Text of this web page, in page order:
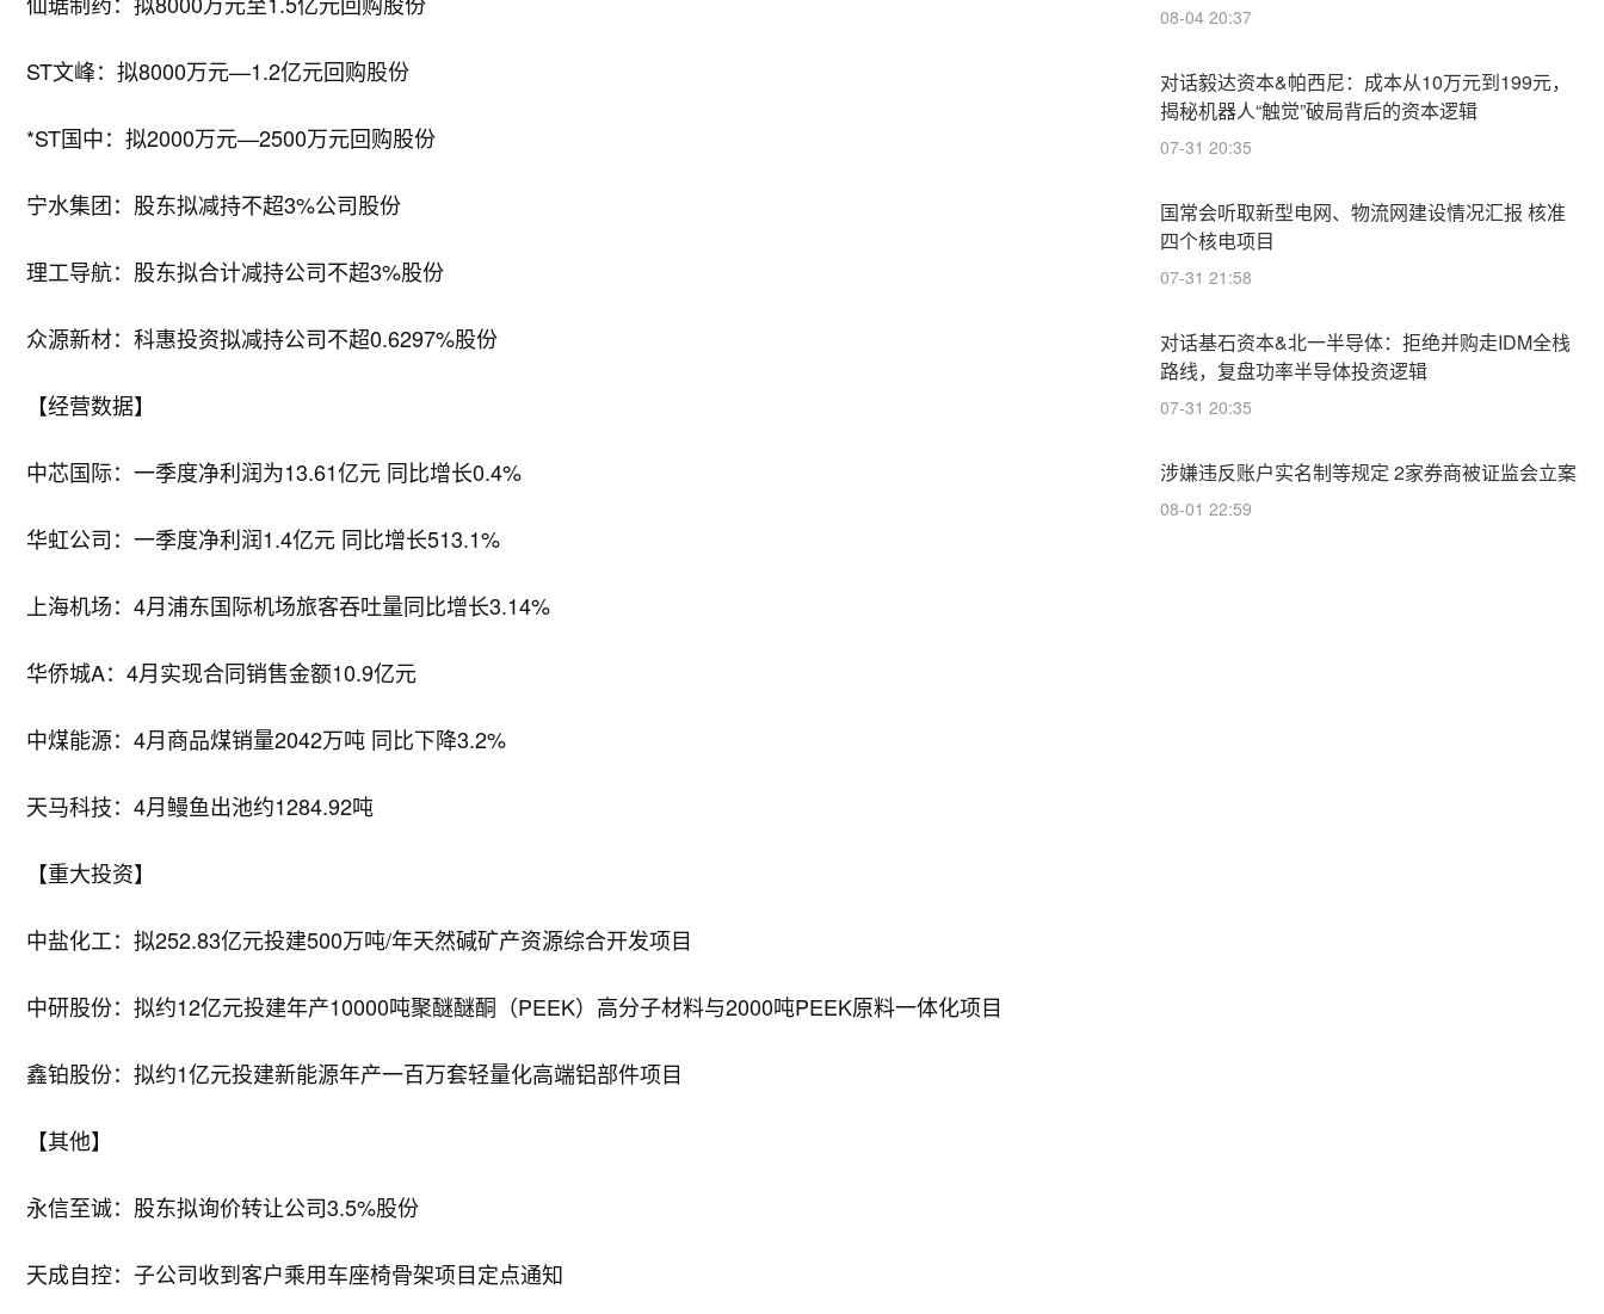
ST文峰：拟8000万元—1.2亿元回购股份
*ST国中：拟2000万元—2500万元回购股份
宁水集团：股东拟减持不超3%公司股份
理工导航：股东拟合计减持公司不超3%股份
众源新材：科惠投资拟减持公司不超0.6297%股份
【经营数据】
中芯国际：一季度净利润为13.61亿元 同比增长0.4%
华虹公司：一季度净利润1.4亿元 同比增长513.1%
上海机场：4月浦东国际机场旅客吞吐量同比增长3.14%
华侨城A：4月实现合同销售金额10.9亿元
中煤能源：4月商品煤销量2042万吨 同比下降3.2%
天马科技：4月鳗鱼出池约1284.92吨
【重大投资】
中盐化工：拟252.83亿元投建500万吨/年天然碱矿产资源综合开发项目
中研股份：拟约12亿元投建年产10000吨聚醚醚酮（PEEK）高分子材料与2000吨PEEK原料一体化项目
鑫铂股份：拟约1亿元投建新能源年产一百万套轻量化高端铝部件项目
【其他】
永信至诚：股东拟询价转让公司3.5%股份
天成自控：子公司收到客户乘用车座椅骨架项目定点通知
08-04 20:37
对话毅达资本&帕西尼：成本从10万元到199元，
揭秘机器人“触觉”破局背后的资本逻辑
07-31 20:35
国常会听取新型电网、物流网建设情况汇报 核准
四个核电项目
07-31 21:58
对话基石资本&北一半导体：拒绝并购走IDM全栈
路线，复盘功率半导体投资逻辑
07-31 20:35
涉嫌违反账户实名制等规定 2家券商被证监会立案
08-01 22:59